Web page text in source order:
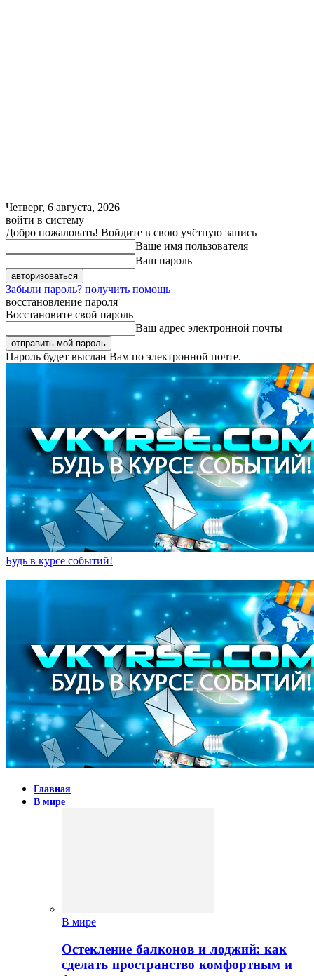
Четверг, 6 августа, 2026
войти в систему
Добро пожаловать! Войдите в свою учётную запись
Ваше имя пользователя
Ваш пароль
Забыли пароль? получить помощь
восстановление пароля
Восстановите свой пароль
Ваш адрес электронной почты
Пароль будет выслан Вам по электронной почте.
Будь в курсе событий!
Главная
В мире
В мире
Остекление балконов и лоджий: как
сделать пространство комфортным и